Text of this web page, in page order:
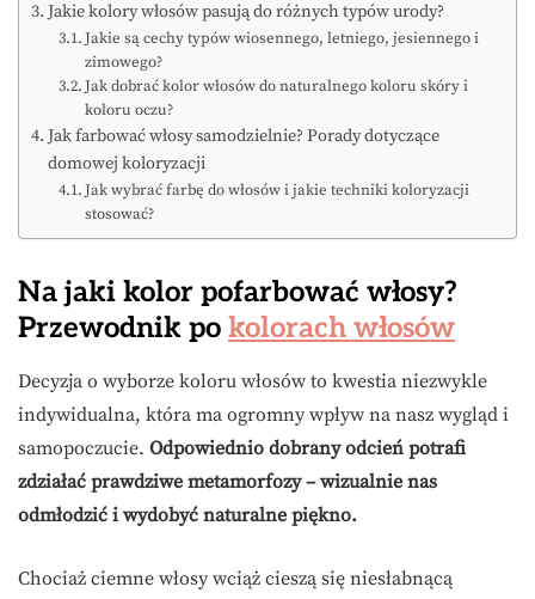
Jakie kolory włosów pasują do różnych typów urody?
Jakie są cechy typów wiosennego, letniego, jesiennego i
zimowego?
Jak dobrać kolor włosów do naturalnego koloru skóry i
koloru oczu?
Jak farbować włosy samodzielnie? Porady dotyczące
domowej koloryzacji
Jak wybrać farbę do włosów i jakie techniki koloryzacji
stosować?
Na jaki kolor pofarbować włosy?
Przewodnik po kolorach włosów
Decyzja o wyborze koloru włosów to kwestia niezwykle
indywidualna, która ma ogromny wpływ na nasz wygląd i
samopoczucie. Odpowiednio dobrany odcień potrafi
zdziałać prawdziwe metamorfozy – wizualnie nas
odmłodzić i wydobyć naturalne piękno.
Chociaż ciemne włosy wciąż cieszą się niesłabnącą